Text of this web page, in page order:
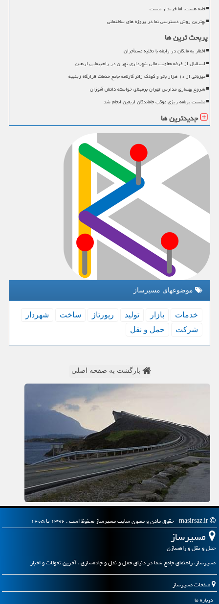
خانه هست، اما خریدار نیست
بهترین روش دسترسی نما در پروژه های ساختمانی
پربحث ترین ها
اخطار به مالکان در رابطه با تخلیه مستأجران
استقبال از غرفه معاونت مالی شهرداری تهران در راهپیمایی اربعین
میزبانی از ۱۰ هزار بانو و کودک زائر کارنامه جامع خدمات قرارگاه زینبیه
شروع بهسازی مدارس تهران برمبنای خواسته دانش آموزان
نشست برنامه ریزی موکب جاماندگان اربعین انجام شد
جدیدترین ها
موضوعهای مسیرساز
خدمات بازار تولید رپورتاژ ساخت
شهردار
شركت
حمل و نقل
بازگشت به صفحه اصلی
مسیرساز
حمل و نقل و راهسازی
مسیرساز، راهنمای جامع شما در دنیای حمل و نقل و جاده‌سازی ، آخرین تحولات و اخبار
صفحات مسیرساز
درباره ما